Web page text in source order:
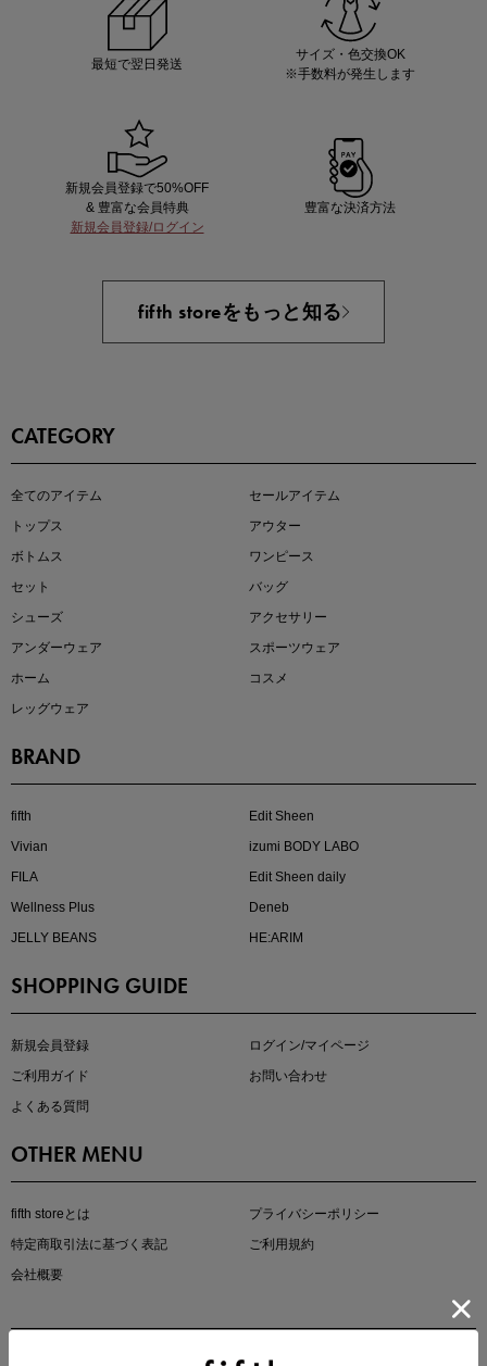
即戦力アイテム続々対象
大人の着映えアイテム5選
マストバイアイテム
最短で翌日発送
サイズ・色交換OK
※手数料が発生します
新規会員登録で50%OFF
& 豊富な会員特典
新規会員登録/ログイン
豊富な決済方法
fifth storeをもっと知る
CATEGORY
全てのアイテム
セールアイテム
トップス
アウター
ボトムス
ワンピース
セット
バッグ
シューズ
アクセサリー
アンダーウェア
スポーツウェア
ホーム
コスメ
レッグウェア
BRAND
fifth
Edit Sheen
Vivian
izumi BODY LABO
FILA
Edit Sheen daily
Wellness Plus
Deneb
JELLY BEANS
HE:ARIM
SHOPPING GUIDE
新規会員登録
ログイン/マイページ
ご利用ガイド
お問い合わせ
よくある質問
OTHER MENU
fifth storeとは
プライバシーポリシー
特定商取引法に基づく表記
ご利用規約
会社概要